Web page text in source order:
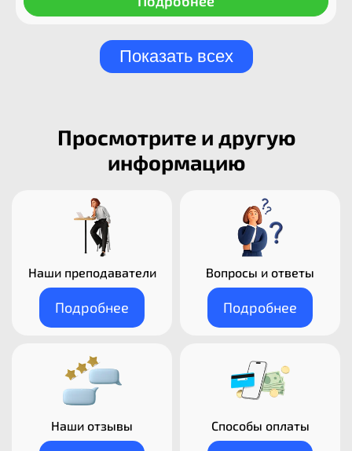
Показать всех
Просмотрите и другую
информацию
Наши преподаватели​
Подробнее
Вопросы и ответы
Подробнее
Наши отзывы Способы оплаты